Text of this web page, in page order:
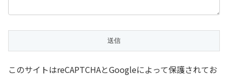
このサイトはreCAPTCHAとGoogleによって保護されてお